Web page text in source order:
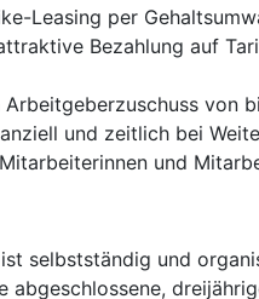
Leasing per
Bezahlung auf
von
und zeitlich bei
und
selbstständig und
abgeschlossene,